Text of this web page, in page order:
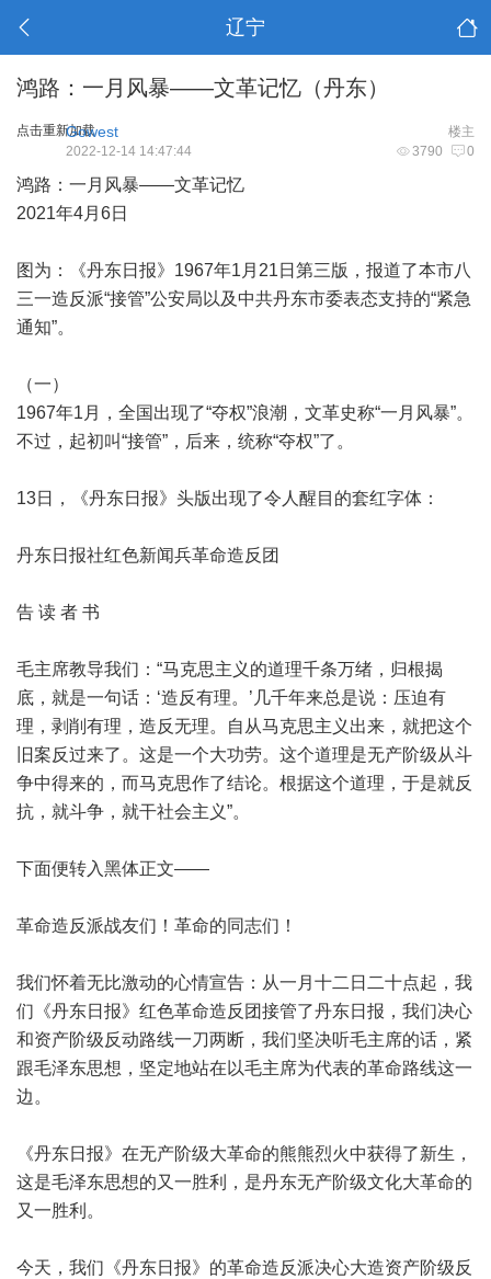
辽宁
鸿路：一月风暴——文革记忆（丹东）
点击重新加载 楼主
Gowest
3790 0
2022-12-14 14:47:44
鸿路：一月风暴——文革记忆
2021年4月6日
图为：《丹东日报》1967年1月21日第三版，报道了本市八
三一造反派“接管”公安局以及中共丹东市委表态支持的“紧急
通知”。
（一）
1967年1月，全国出现了“夺权”浪潮，文革史称“一月风暴”。
不过，起初叫“接管”，后来，统称“夺权”了。
13日，《丹东日报》头版出现了令人醒目的套红字体：
丹东日报社红色新闻兵革命造反团
告 读 者 书
毛主席教导我们：“马克思主义的道理千条万绪，归根揭
底，就是一句话：‘造反有理。’几千年来总是说：压迫有
理，剥削有理，造反无理。自从马克思主义出来，就把这个
旧案反过来了。这是一个大功劳。这个道理是无产阶级从斗
争中得来的，而马克思作了结论。根据这个道理，于是就反
抗，就斗争，就干社会主义”。
下面便转入黑体正文——
革命造反派战友们！革命的同志们！
我们怀着无比激动的心情宣告：从一月十二日二十点起，我
们《丹东日报》红色革命造反团接管了丹东日报，我们决心
和资产阶级反动路线一刀两断，我们坚决听毛主席的话，紧
跟毛泽东思想，坚定地站在以毛主席为代表的革命路线这一
边。
《丹东日报》在无产阶级大革命的熊熊烈火中获得了新生，
这是毛泽东思想的又一胜利，是丹东无产阶级文化大革命的
又一胜利。
今天，我们《丹东日报》的革命造反派决心大造资产阶级反